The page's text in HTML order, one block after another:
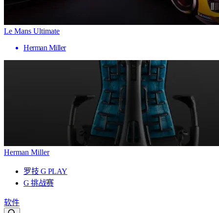
Le Mans Ultimate
Herman Miller
Herman Miller
罗技 G PLAY
G 挑战赛
软件